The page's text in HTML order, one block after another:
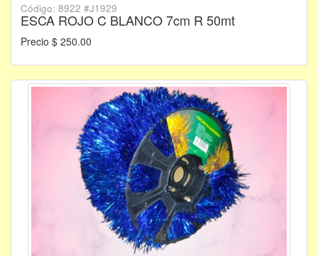
Código: 8922 #J1929
ESCA ROJO C BLANCO 7cm R 50mt
Precio $ 250.00